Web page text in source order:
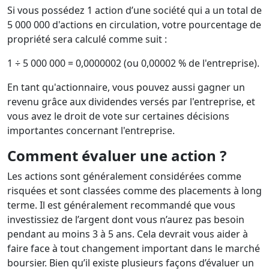
Si vous possédez 1 action d’une société qui a un total de
5 000 000 d'actions en circulation, votre pourcentage de
propriété sera calculé comme suit :
1 ÷ 5 000 000 = 0,0000002 (ou 0,00002 % de l'entreprise).
En tant qu'actionnaire, vous pouvez aussi gagner un
revenu grâce aux dividendes versés par l'entreprise, et
vous avez le droit de vote sur certaines décisions
importantes concernant l'entreprise.
Comment évaluer une action ?
Les actions sont généralement considérées comme
risquées et sont classées comme des placements à long
terme. Il est généralement recommandé que vous
investissiez de l’argent dont vous n’aurez pas besoin
pendant au moins 3 à 5 ans. Cela devrait vous aider à
faire face à tout changement important dans le marché
boursier. Bien qu’il existe plusieurs façons d’évaluer un